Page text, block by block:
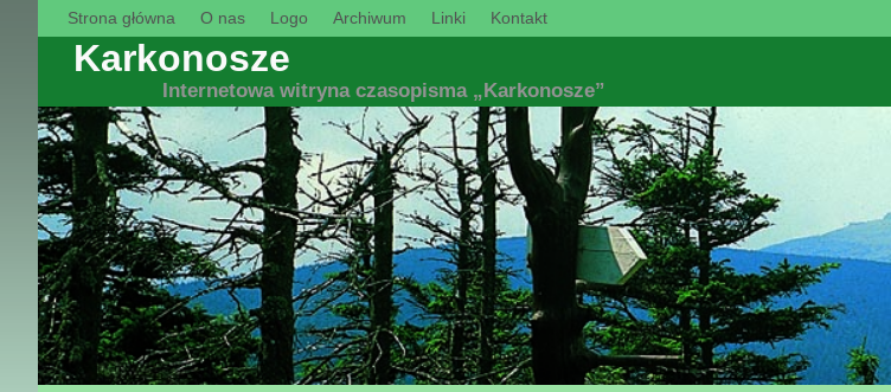
Strona główna O nas Logo Archiwum Linki Kontakt
Karkonosze
Internetowa witryna czasopisma „Karkonosze”